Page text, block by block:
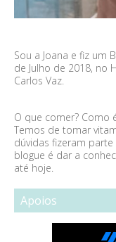
Sou a Joana e fiz um
de Julho de 2018, no
Carlos Vaz.
O que comer? Como
Temos de tomar
dúvidas fizeram
blogue é dar a
até hoje.
Apoios